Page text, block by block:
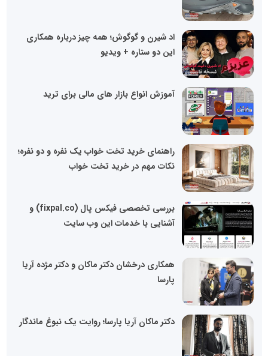
اد شیرن و گوگوش؛ همه چیز درباره همکاری
این دو ستاره + ویدیو
آموزش انواع بازار های مالی برای ترید
راهنمای خرید تخت خواب یک نفره و دو نفره؛
نکات مهم در خرید تخت خواب
بررسی تخصصی فیکس پال (fixpal.co) و
آشنایی با خدمات این وب سایت
همکاری درخشان دکتر ماکان و دکتر مژده آریا
پارسا
دکتر ماکان آریا پارسا؛ روایت یک نبوغ ماندگار